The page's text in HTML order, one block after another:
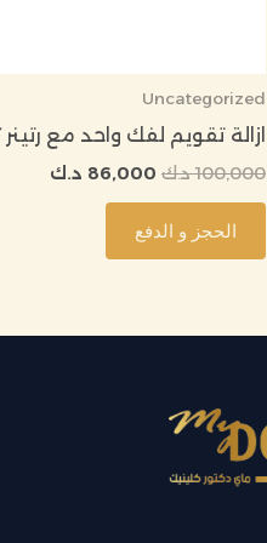
Uncategorized
ازالة تقويم لفك واحد مع رتينر ٥١٥٢
100,000 د.ك 86,000 د.ك
الحجز و الدفع